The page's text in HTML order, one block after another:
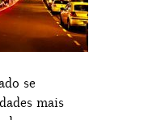
se
mais